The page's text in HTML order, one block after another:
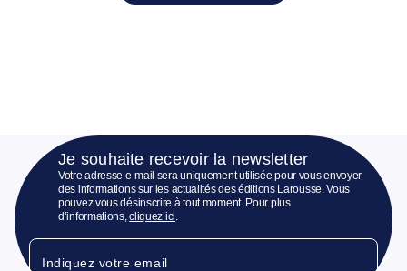
Je souhaite recevoir la newsletter
Votre adresse e-mail sera uniquement utilisée pour vous envoyer
des informations sur les actualités des éditions Larousse. Vous
pouvez vous désinscrire à tout moment. Pour plus
d’informations,cliquez ici
Indiquez votre email